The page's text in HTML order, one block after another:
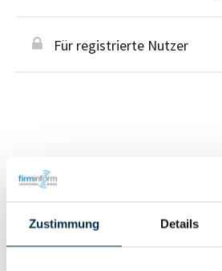
Zustimmung Details
Für registrierte Nutzer
Personen im Unternehmen
Geschäftsführer (1)